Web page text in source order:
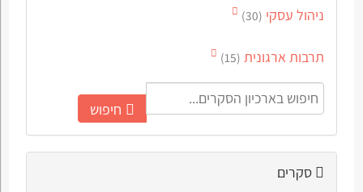
ניהול עסקי (30)
תרבות ארגונית (15)
חיפוש
סקרים